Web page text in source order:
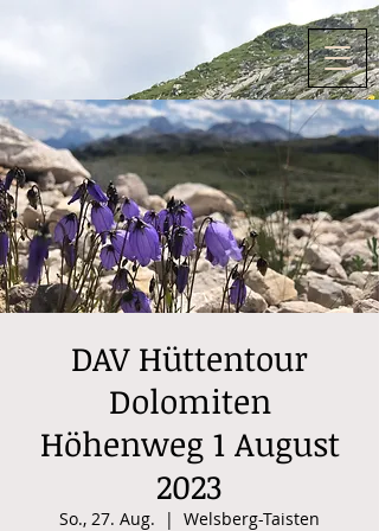
DAV Hüttentour
Dolomiten
Höhenweg 1 August
2023
So., 27. Aug.
  |
Welsberg-Taisten